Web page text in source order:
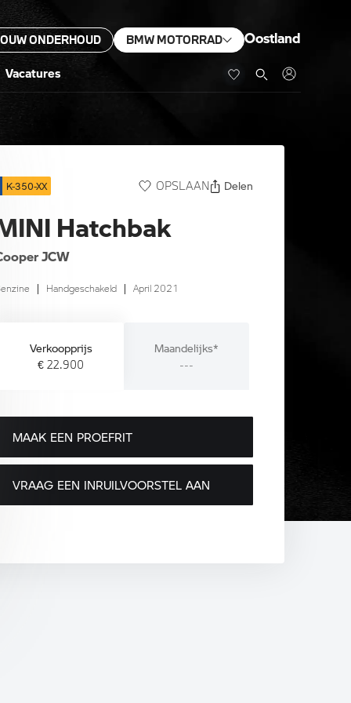
ONDERHOUD BMW MOTORRAD Oostland
Vacatures
K-350-XX OPSLAAN Delen
Hatchbak
JCW
| Handgeschakeld | April 2021
Verkoopprijs
€ 22.900
Maandelijks*
---
MAAK EEN PROEFRIT
VRAAG EEN INRUILVOORSTEL AAN